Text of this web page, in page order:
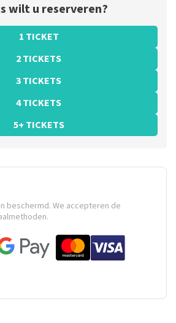
wilt u reserveren?
1 TICKET
2 TICKETS
3 TICKETS
4 TICKETS
5+ TICKETS
beschermd. We accepteren de